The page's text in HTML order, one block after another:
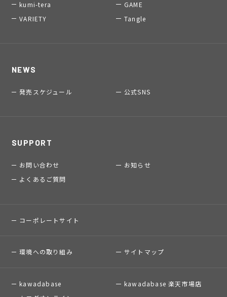
kumi-tera
GAME
VARIETY
Tangle
NEWS
発売スケジュール 公式SNS
SUPPORT
お問い合わせ
お知らせ
よくあるご質問
コーポレートサイト
環境への取り組み サイトマップ
kawadabase
kawadabase 楽天市場店